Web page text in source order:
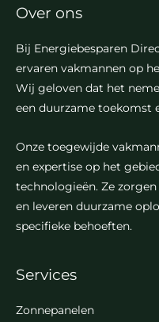
Over ons
Bij Energiebesparen
ervaren vakmannen op
Wij geloven dat het
een duurzame toekomst
Onze toegewijde
en expertise op het
technologieën. Ze
en leveren duurzame
specifieke behoeften.
Services
Zonnepanelen